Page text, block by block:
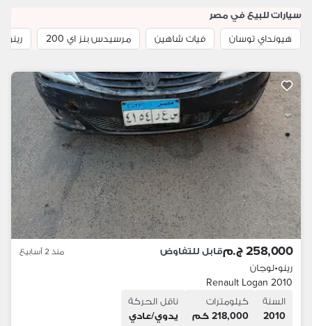
سيارات للبيع في مصر
هيونداي توسان
فيات شاهين مرسيدس بنز اي 200 رينو
258,000 ج.م قابل للتفاوض منذ 2 أسابيع
رينو•لوجان
Renault Logan 2010
السنة
2010
كيلومترات
218,000 كم
ناقل الحركة
يدوي/عادي